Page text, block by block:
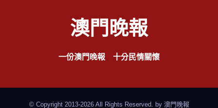
澳門晚報
一份澳門晚報 十分民情關懷
© Copyright 2013-2026 All Rights Reserved. by 澳門晚報